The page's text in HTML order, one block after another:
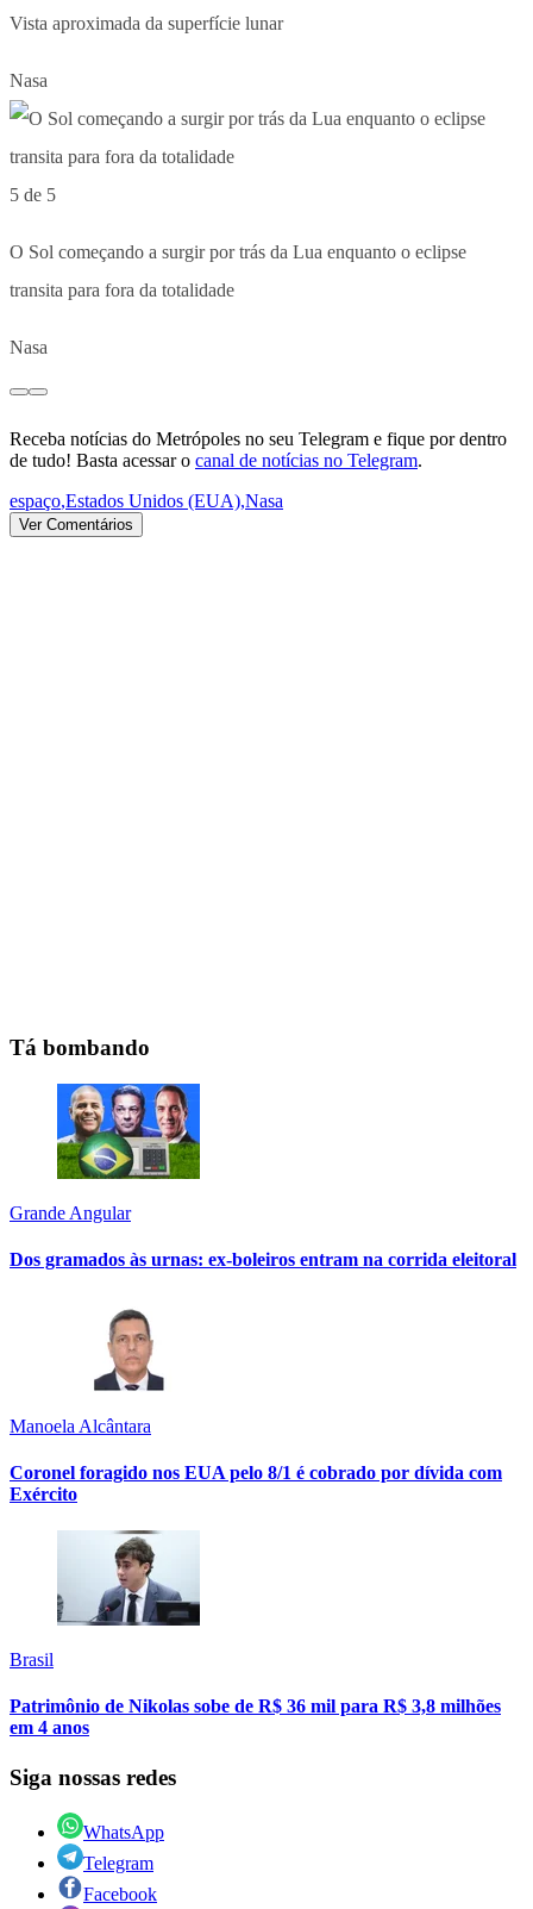
Vista aproximada da superfície lunar
Nasa
5 de 5
O Sol começando a surgir por trás da Lua enquanto o eclipse
transita para fora da totalidade
Nasa
Receba notícias do Metrópoles no seu Telegram e fique por dentro
de tudo! Basta acessar o canal de notícias no Telegram.
espaço,Estados Unidos (EUA),Nasa
Ver Comentários
Tá bombando
Grande Angular
Dos gramados às urnas: ex-boleiros entram na corrida eleitoral
Manoela Alcântara
Coronel foragido nos EUA pelo 8/1 é cobrado por dívida com
Exército
Brasil
Patrimônio de Nikolas sobe de R$ 36 mil para R$ 3,8 milhões
em 4 anos
Siga nossas redes
WhatsApp
Telegram
Facebook